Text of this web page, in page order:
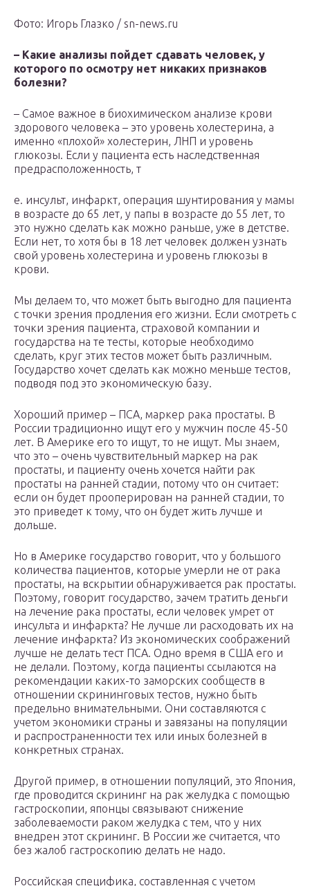
Фото: Игорь Глазко / sn-news.ru
– Какие анализы пойдет сдавать человек, у
которого по осмотру нет никаких признаков
болезни?
– Самое важное в биохимическом анализе крови
здорового человека – это уровень холестерина, а
именно «плохой» холестерин, ЛНП и уровень
глюкозы. Если у пациента есть наследственная
предрасположенность, т
е. инсульт, инфаркт, операция шунтирования у мамы
в возрасте до 65 лет, у папы в возрасте до 55 лет, то
это нужно сделать как можно раньше, уже в детстве.
Если нет, то хотя бы в 18 лет человек должен узнать
свой уровень холестерина и уровень глюкозы в
крови.
Мы делаем то, что может быть выгодно для пациента
с точки зрения продления его жизни. Если смотреть с
точки зрения пациента, страховой компании и
государства на те тесты, которые необходимо
сделать, круг этих тестов может быть различным.
Государство хочет сделать как можно меньше тестов,
подводя под это экономическую базу.
Хороший пример – ПСА, маркер рака простаты. В
России традиционно ищут его у мужчин после 45-50
лет. В Америке его то ищут, то не ищут. Мы знаем,
что это – очень чувствительный маркер на рак
простаты, и пациенту очень хочется найти рак
простаты на ранней стадии, потому что он считает:
если он будет прооперирован на ранней стадии, то
это приведет к тому, что он будет жить лучше и
дольше.
Но в Америке государство говорит, что у большого
количества пациентов, которые умерли не от рака
простаты, на вскрытии обнаруживается рак простаты.
Поэтому, говорит государство, зачем тратить деньги
на лечение рака простаты, если человек умрет от
инсульта и инфаркта? Не лучше ли расходовать их на
лечение инфаркта? Из экономических соображений
лучше не делать тест ПСА. Одно время в США его и
не делали. Поэтому, когда пациенты ссылаются на
рекомендации каких-то заморских сообществ в
отношении скрининговых тестов, нужно быть
предельно внимательными. Они составляются с
учетом экономики страны и завязаны на популяции
и распространенности тех или иных болезней в
конкретных странах.
Другой пример, в отношении популяций, это Япония,
где проводится скрининг на рак желудка с помощью
гастроскопии, японцы связывают снижение
заболеваемости раком желудка с тем, что у них
внедрен этот скрининг. В России же считается, что
без жалоб гастроскопию делать не надо.
Российская специфика, составленная с учетом